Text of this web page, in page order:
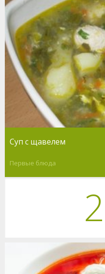
Суп с щавелем
Первые блюда
2